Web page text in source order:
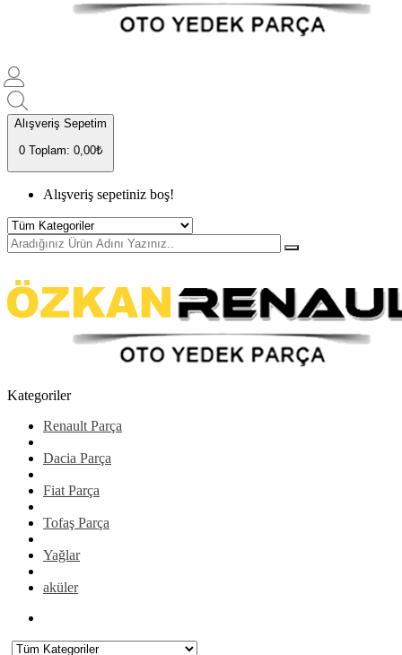
Alışveriş Sepetim
0Toplam: 0,00₺
Alışveriş sepetiniz boş!
Kategoriler
Renault Parça
Dacia Parça
Fiat Parça
Tofaş Parça
Yağlar
aküler